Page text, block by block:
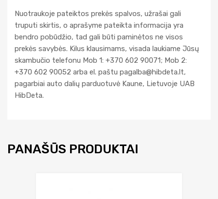
Nuotraukoje pateiktos prekės spalvos, užrašai gali
truputi skirtis, o aprašyme pateikta informacija yra
bendro pobūdžio, tad gali būti paminėtos ne visos
prekės savybės. Kilus klausimams, visada laukiame Jūsų
skambučio telefonu Mob 1: +370 602 90071; Mob 2:
+370 602 90052 arba el. paštu pagalba@hibdeta.lt,
pagarbiai auto dalių parduotuvė Kaune, Lietuvoje UAB
HibDeta.
PANAŠŪS PRODUKTAI